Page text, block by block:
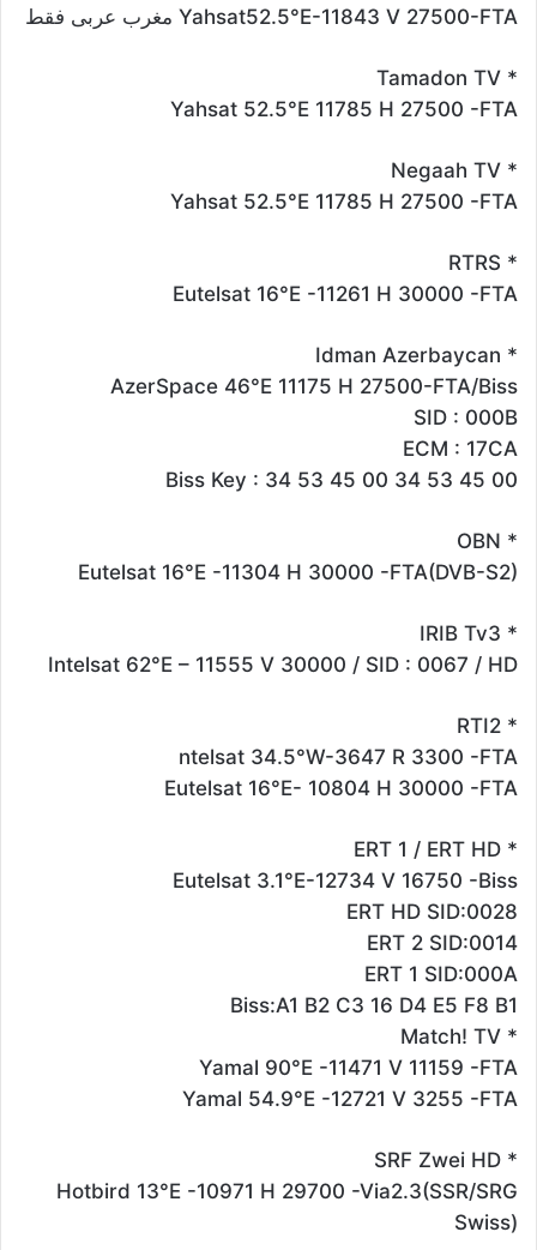
Yahsat52.5°E-11843 V 27500-FTA مغرب عربى فقط
* Tamadon TV
Yahsat 52.5°E 11785 H 27500 -FTA
* Negaah TV
Yahsat 52.5°E 11785 H 27500 -FTA
* RTRS
Eutelsat 16°E -11261 H 30000 -FTA
* Idman Azerbaycan
AzerSpace 46°E 11175 H 27500-FTA/Biss
SID : 000B
ECM : 17CA
Biss Key : 34 53 45 00 34 53 45 00
* OBN
Eutelsat 16°E -11304 H 30000 -FTA(DVB-S2)
* IRIB Tv3
Intelsat 62°E – 11555 V 30000 / SID : 0067 / HD
* RTI2
ntelsat 34.5°W-3647 R 3300 -FTA
Eutelsat 16°E- 10804 H 30000 -FTA
* ERT 1 / ERT HD
Eutelsat 3.1°E-12734 V 16750 -Biss
ERT HD SID:0028
ERT 2 SID:0014
ERT 1 SID:000A
Biss:A1 B2 C3 16 D4 E5 F8 B1
* Match! TV
Yamal 90°E -11471 V 11159 -FTA
Yamal 54.9°E -12721 V 3255 -FTA
* SRF Zwei HD
Hotbird 13°E -10971 H 29700 -Via2.3(SSR/SRG
Swiss)